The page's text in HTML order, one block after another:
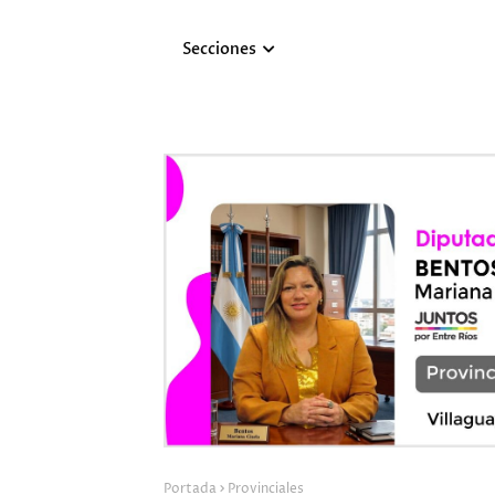
Secciones
Portada Provinciales